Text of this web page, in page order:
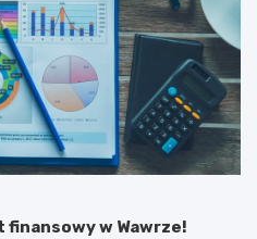
w Wawrze!